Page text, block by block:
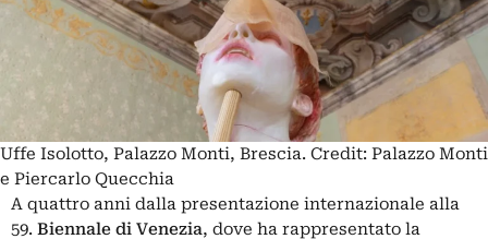
Uffe Isolotto, Palazzo Monti, Brescia. Credit: Palazzo Monti
e Piercarlo Quecchia
A quattro anni dalla presentazione internazionale alla
59. Biennale di Venezia, dove ha rappresentato la